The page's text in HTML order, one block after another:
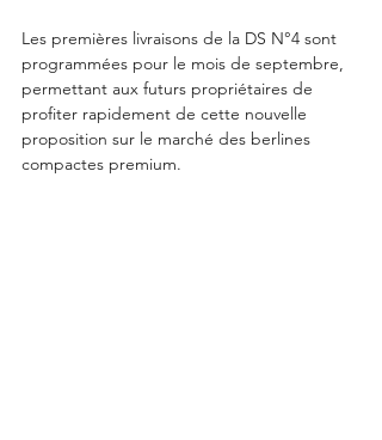
Les premières livraisons de la DS N°4 sont
programmées pour le mois de septembre,
permettant aux futurs propriétaires de
profiter rapidement de cette nouvelle
proposition sur le marché des berlines
compactes premium.